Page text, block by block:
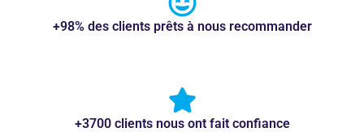
+98% des clients prêts à nous recommander
+3700 clients nous ont fait confiance